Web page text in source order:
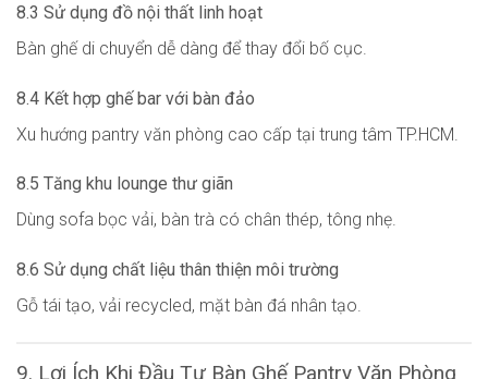
8.3 Sử dụng đồ nội thất linh hoạt
Bàn ghế di chuyển dễ dàng để thay đổi bố cục.
8.4 Kết hợp ghế bar với bàn đảo
Xu hướng pantry văn phòng cao cấp tại trung tâm TP.HCM.
8.5 Tăng khu lounge thư giãn
Dùng sofa bọc vải, bàn trà có chân thép, tông nhẹ.
8.6 Sử dụng chất liệu thân thiện môi trường
Gỗ tái tạo, vải recycled, mặt bàn đá nhân tạo.
9. Lợi Ích Khi Đầu Tư Bàn Ghế Pantry Văn Phòng